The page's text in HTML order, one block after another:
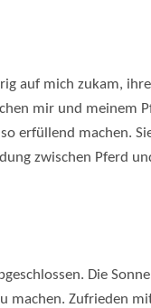
auf mich zukam,
mir und meinem
erfüllend machen.
zwischen Pferd
Die
machen. Zufrieden